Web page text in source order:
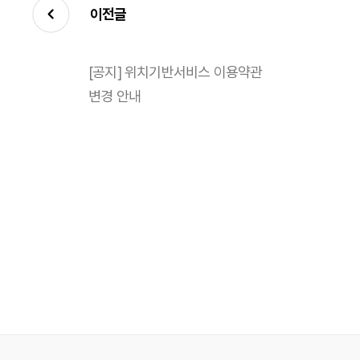
이전글
[공지] 위치기반서비스 이용약관
변경 안내